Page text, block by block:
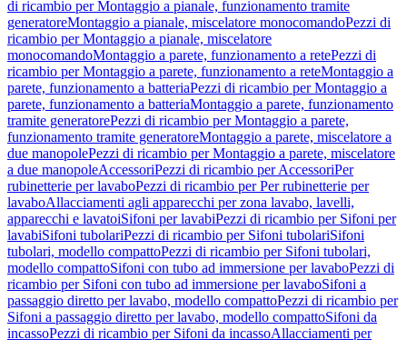
di ricambio per Montaggio a pianale, funzionamento tramite
generatoreMontaggio a pianale, miscelatore monocomandoPezzi di
ricambio per Montaggio a pianale, miscelatore
monocomandoMontaggio a parete, funzionamento a retePezzi di
ricambio per Montaggio a parete, funzionamento a reteMontaggio a
parete, funzionamento a batteriaPezzi di ricambio per Montaggio a
parete, funzionamento a batteriaMontaggio a parete, funzionamento
tramite generatorePezzi di ricambio per Montaggio a parete,
funzionamento tramite generatoreMontaggio a parete, miscelatore a
due manopolePezzi di ricambio per Montaggio a parete, miscelatore
a due manopoleAccessoriPezzi di ricambio per AccessoriPer
rubinetterie per lavaboPezzi di ricambio per Per rubinetterie per
lavaboAllacciamenti agli apparecchi per zona lavabo, lavelli,
apparecchi e lavatoiSifoni per lavabiPezzi di ricambio per Sifoni per
lavabiSifoni tubolariPezzi di ricambio per Sifoni tubolariSifoni
tubolari, modello compattoPezzi di ricambio per Sifoni tubolari,
modello compattoSifoni con tubo ad immersione per lavaboPezzi di
ricambio per Sifoni con tubo ad immersione per lavaboSifoni a
passaggio diretto per lavabo, modello compattoPezzi di ricambio per
Sifoni a passaggio diretto per lavabo, modello compattoSifoni da
incassoPezzi di ricambio per Sifoni da incassoAllacciamenti per